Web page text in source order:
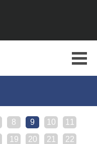
8 9 10
11
19 20 21
22